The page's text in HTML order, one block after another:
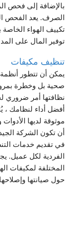
بالإضافة إلى فحص
الصرف. يعد الفحص
تكييف الهواء
توفير المال على
تنظيف مكيفات
يمكن أن تتطور أنظمة
صحية بل وخطرة
نظافتها أمر ضروري
أفضل أداء لنظامك ،
موثوقة لديها
أن تكون الشركة
في تقديم خدمات
الفردية لكل عميل.
المختلفة لمكيفات
حول صيانتها